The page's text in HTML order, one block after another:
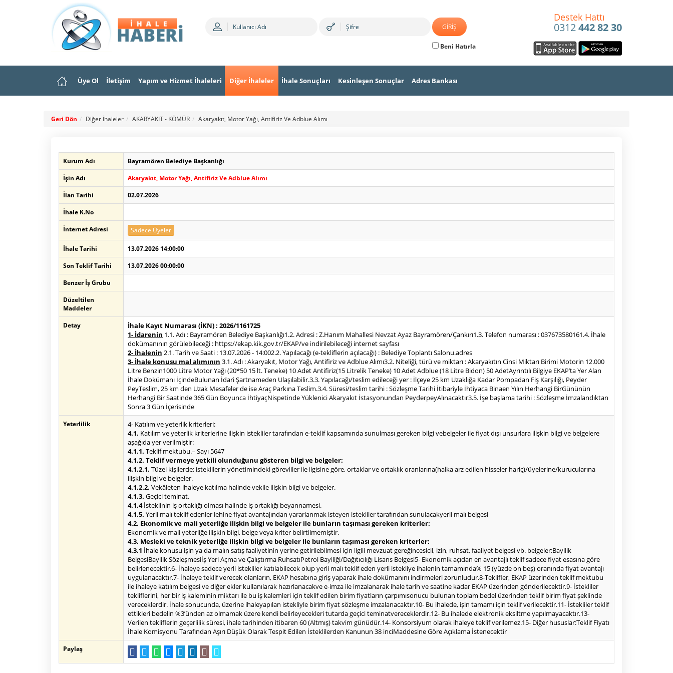
Beni Hatırla
Destek Hattı
0312442 82 30
Üye Ol İletişim Yapım ve Hizmet İhaleleri Diğer İhaleler İhale Sonuçları Kesinleşen Sonuçlar Adres Bankası
Geri Dön Diğer İhaleler AKARYAKIT - KÖMÜR Akaryakıt, Motor Yağı, Antifiriz Ve Adblue Alımı
Kurum Adı
Bayramören Belediye Başkanlığı
İşin Adı
Akaryakıt, Motor Yağı, Antifiriz Ve Adblue Alımı
İlan Tarihi
02.07.2026
İhale K.No
İnternet Adresi
Sadece Üyeler
İhale Tarihi
13.07.2026 14:00:00
Son Teklif Tarihi
13.07.2026 00:00:00
Benzer İş Grubu
Düzeltilen
Maddeler
Detay
İhale Kayıt Numarası (İKN) : 2026/1161725
1- İdarenin 1.1. Adı : Bayramören Belediye Başkanlığı1.2. Adresi : Z.Hanım Mahallesi Nevzat Ayaz Bayramören/Çankırı1.3. Telefon numarası : 037673580161.4. İhale
dokümanının görülebileceği : https://ekap.kik.gov.tr/EKAP/ve indirilebileceği internet sayfası
2- İhalenin 2.1. Tarih ve Saati : 13.07.2026 - 14:002.2. Yapılacağı (e-tekliflerin açılacağı) : Belediye Toplantı Salonu.adres
3- İhale konusu mal alımının 3.1. Adı : Akaryakıt, Motor Yağı, Antifiriz ve Adblue Alımı3.2. Niteliği, türü ve miktarı : Akaryakıtın Cinsi Miktarı Birimi Motorin 12.000
Litre Benzin1000 Litre Motor Yağı (20*50 15 lt. Teneke) 10 Adet Antifiriz(15 Litrelik Teneke) 10 Adet Adblue (18 Litre Bidon) 50 AdetAyrıntılı Bilgiye EKAP’ta Yer Alan
İhale Dokümanı İçindeBulunan İdari Şartnameden Ulaşılabilir.3.3. Yapılacağı/teslim edileceği yer : İlçeye 25 km Uzaklığa Kadar Pompadan Fiş Karşılığı, Peyder
PeyTeslim, 25 km den Uzak Mesafeler de ise Araç Parkına Teslim.3.4. Süresi/teslim tarihi : Sözleşme Tarihi İtibariyle İhtiyaca Binaen Yılın Herhangi BirGününün
Herhangi Bir Saatinde 365 Gün Boyunca İhtiyaçNispetinde Yüklenici Akaryakıt İstasyonundan PeyderpeyAlınacaktır3.5. İşe başlama tarihi : Sözleşme İmzalandıktan
Sonra 3 Gün İçerisinde
Yeterlilik
4- Katılım ve yeterlik kriterleri:
4.1. Katılım ve yeterlik kriterlerine ilişkin istekliler tarafından e-teklif kapsamında sunulması gereken bilgi vebelgeler ile fiyat dışı unsurlara ilişkin bilgi ve belgelere
aşağıda yer verilmiştir:
4.1.1. Teklif mektubu.– Sayı 5647
4.1.2. Teklif vermeye yetkili olunduğunu gösteren bilgi ve belgeler:
4.1.2.1. Tüzel kişilerde; isteklilerin yönetimindeki görevliler ile ilgisine göre, ortaklar ve ortaklık oranlarına(halka arz edilen hisseler hariç)/üyelerine/kurucularına
ilişkin bilgi ve belgeler.
4.1.2.2. Vekâleten ihaleye katılma halinde vekile ilişkin bilgi ve belgeler.
4.1.3. Geçici teminat.
4.1.4İsteklinin iş ortaklığı olması halinde iş ortaklığı beyannamesi.
4.1.5. Yerli malı teklif edenler lehine fiyat avantajından yararlanmak isteyen istekliler tarafından sunulacakyerli malı belgesi
4.2. Ekonomik ve mali yeterliğe ilişkin bilgi ve belgeler ile bunların taşıması gereken kriterler:
Ekonomik ve mali yeterliğe ilişkin bilgi, belge veya kriter belirtilmemiştir.
4.3. Mesleki ve teknik yeterliğe ilişkin bilgi ve belgeler ile bunların taşıması gereken kriterler:
4.3.1 İhale konusu işin ya da malın satış faaliyetinin yerine getirilebilmesi için ilgili mevzuat gereğincesicil, izin, ruhsat, faaliyet belgesi vb. belgeler:Bayilik
BelgesiBayilik Sözleşmesiİş Yeri Açma ve Çalıştırma RuhsatıPetrol Bayiliği/Dağıtıcılığı Lisans Belgesi5- Ekonomik açıdan en avantajlı teklif sadece fiyat esasına göre
belirlenecektir.6- İhaleye sadece yerli istekliler katılabilecek olup yerli malı teklif eden yerli istekliye ihalenin tamamında% 15 (yüzde on beş) oranında fiyat avantajı
uygulanacaktır.7- İhaleye teklif verecek olanların, EKAP hesabına giriş yaparak ihale dokümanını indirmeleri zorunludur.8-Teklifler, EKAP üzerinden teklif mektubu
ile ihaleye katılım belgesi ve diğer ekler kullanılarak hazırlanacakve e-imza ile imzalanarak ihale tarih ve saatine kadar EKAP üzerinden gönderilecektir.9- İstekliler
tekliflerini, her bir iş kaleminin miktarı ile bu iş kalemleri için teklif edilen birim fiyatların çarpımısonucu bulunan toplam bedel üzerinden teklif birim fiyat şeklinde
vereceklerdir. İhale sonucunda, üzerine ihaleyapılan istekliyle birim fiyat sözleşme imzalanacaktır.10- Bu ihalede, işin tamamı için teklif verilecektir.11- İstekliler teklif
ettikleri bedelin %3’ünden az olmamak üzere kendi belirleyecekleri tutarda geçici teminatvereceklerdir.12- Bu ihalede elektronik eksiltme yapılmayacaktır.13-
Verilen tekliflerin geçerlilik süresi, ihale tarihinden itibaren 60 (Altmış) takvim günüdür.14- Konsorsiyum olarak ihaleye teklif verilemez.15- Diğer hususlar:Teklif Fiyatı
İhale Komisyonu Tarafından Aşırı Düşük Olarak Tespit Edilen İsteklilerden Kanunun 38 inciMaddesine Göre Açıklama İstenecektir
Paylaş